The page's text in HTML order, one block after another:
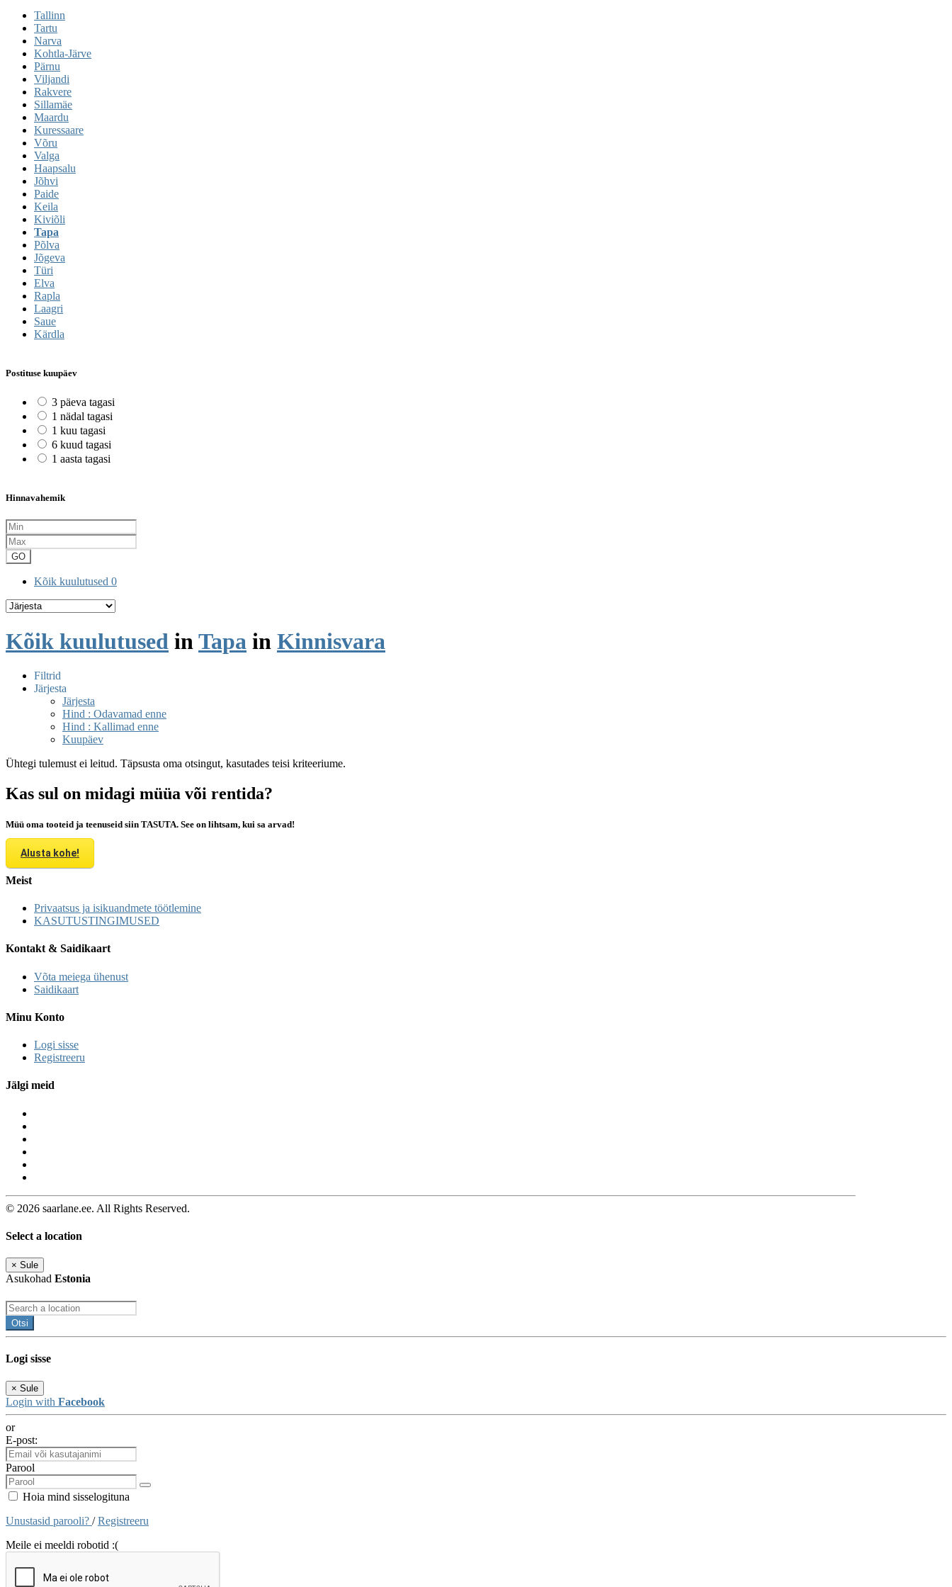
Tallinn
Tartu
Narva
Kohtla-Järve
Pärnu
Viljandi
Rakvere
Sillamäe
Maardu
Kuressaare
Võru
Valga
Haapsalu
Jõhvi
Paide
Keila
Kiviõli
Tapa
Põlva
Jõgeva
Türi
Elva
Rapla
Laagri
Saue
Kärdla
Postituse kuupäev
3 päeva tagasi
1 nädal tagasi
1 kuu tagasi
6 kuud tagasi
1 aasta tagasi
Hinnavahemik
GO
Kõik kuulutused 0
Kõik kuulutused in Tapa in Kinnisvara
Filtrid
Järjesta
Järjesta
Hind : Odavamad enne
Hind : Kallimad enne
Kuupäev
Ühtegi tulemust ei leitud. Täpsusta oma otsingut, kasutades teisi kriteeriume.
Kas sul on midagi müüa või rentida?
Müü oma tooteid ja teenuseid siin TASUTA. See on lihtsam, kui sa arvad!
Alusta kohe!
Meist
Privaatsus ja isikuandmete töötlemine
KASUTUSTINGIMUSED
Kontakt & Saidikaart
Võta meiega ühenust
Saidikaart
Minu Konto
Logi sisse
Registreeru
Jälgi meid
© 2026 saarlane.ee. All Rights Reserved.
Select a location
× Sule
Asukohad Estonia
Otsi
Logi sisse
× Sule
Login with Facebook
or
E-post:
Parool
Hoia mind sisselogituna
Unustasid parooli? /Registreeru
Meile ei meeldi robotid :(